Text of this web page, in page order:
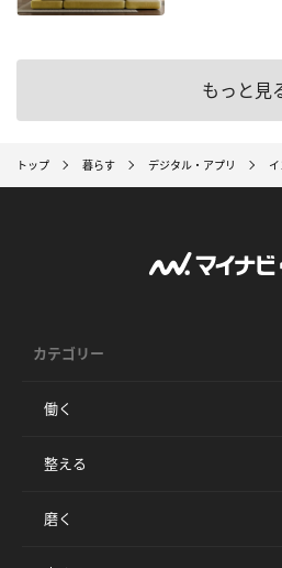
もっと見
トップ 暮らす デジタル・アプリ
カテゴリー
働く
整える
磨く